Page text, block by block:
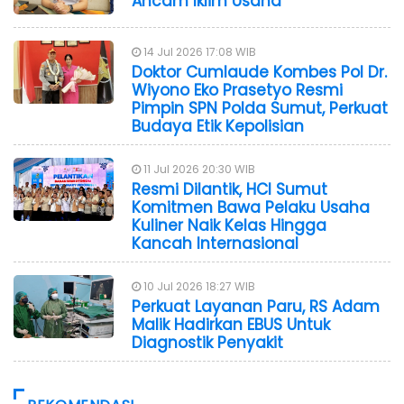
14 Jul 2026 17:08 WIB
Doktor Cumlaude Kombes Pol Dr.
Wiyono Eko Prasetyo Resmi
Pimpin SPN Polda Sumut, Perkuat
Budaya Etik Kepolisian
11 Jul 2026 20:30 WIB
Resmi Dilantik, HCI Sumut
Komitmen Bawa Pelaku Usaha
Kuliner Naik Kelas Hingga
Kancah Internasional
10 Jul 2026 18:27 WIB
Perkuat Layanan Paru, RS Adam
Malik Hadirkan EBUS Untuk
Diagnostik Penyakit